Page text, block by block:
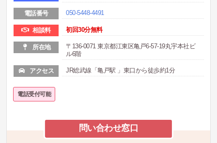
電話番号 050-5448-4491
相談料 初回30分無料
所在地
〒136-0071 東京都江東区亀戸6-57-19丸宇本社ビ
ル6階
アクセス JR総武線「亀戸駅 」東口から徒歩約1分
電話受付可能
問い合わせ窓口